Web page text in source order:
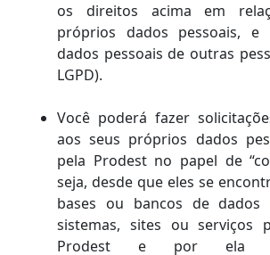
os direitos acima em
próprios dados pessoais,
dados pessoais de outras
LGPD).
Você poderá fazer
aos seus próprios dados
pela Prodest no papel de
seja, desde que eles se
bases ou bancos de dados
sistemas, sites ou serviços
Prodest e por ela